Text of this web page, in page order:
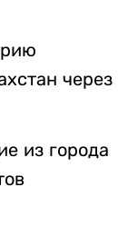
через
из города